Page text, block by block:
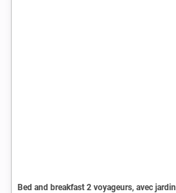
Bed and breakfast 2 voyageurs, avec jardin